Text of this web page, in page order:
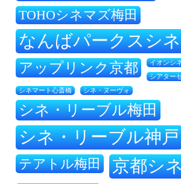
TOHOシネマズ梅田
なんばパークスシ
アップリンク京都 イオンシ
シアター
シネマート心斎橋 シネ・ヌーヴォ
シネ・リーブル梅田
シネ・リーブル神戸
テアトル梅田 京都シ